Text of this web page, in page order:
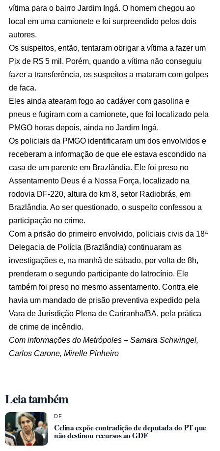
vítima para o bairro Jardim Ingá. O homem chegou ao
local em uma camionete e foi surpreendido pelos dois
autores.
Os suspeitos, então, tentaram obrigar a vítima a fazer um
Pix de R$ 5 mil. Porém, quando a vítima não conseguiu
fazer a transferência, os suspeitos a mataram com golpes
de faca.
Eles ainda atearam fogo ao cadáver com gasolina e
pneus e fugiram com a camionete, que foi localizado pela
PMGO horas depois, ainda no Jardim Ingá.
Os policiais da PMGO identificaram um dos envolvidos e
receberam a informação de que ele estava escondido na
casa de um parente em Brazlândia. Ele foi preso no
Assentamento Deus é a Nossa Força, localizado na
rodovia DF-220, altura do km 8, setor Radiobrás, em
Brazlândia. Ao ser questionado, o suspeito confessou a
participação no crime.
Com a prisão do primeiro envolvido, policiais civis da 18ª
Delegacia de Polícia (Brazlândia) continuaram as
investigações e, na manhã de sábado, por volta de 8h,
prenderam o segundo participante do latrocínio. Ele
também foi preso no mesmo assentamento. Contra ele
havia um mandado de prisão preventiva expedido pela
Vara de Jurisdição Plena de Cariranha/BA, pela prática
de crime de incêndio.
Com informações do Metrópoles – Samara Schwingel,
Carlos Carone, Mirelle Pinheiro
Leia também
DF
Celina expõe contradição de deputada do PT que
não destinou recursos ao GDF